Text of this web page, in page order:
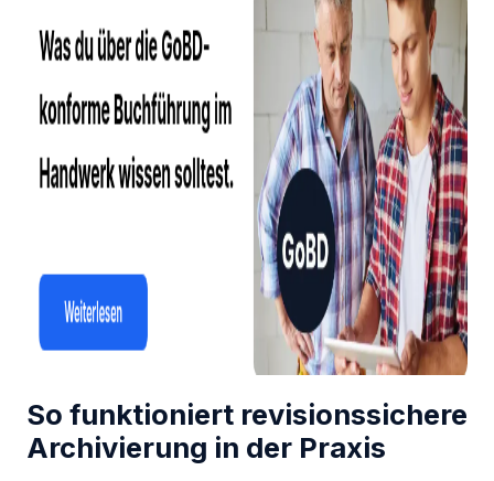
So funktioniert revisionssichere
Archivierung in der Praxis